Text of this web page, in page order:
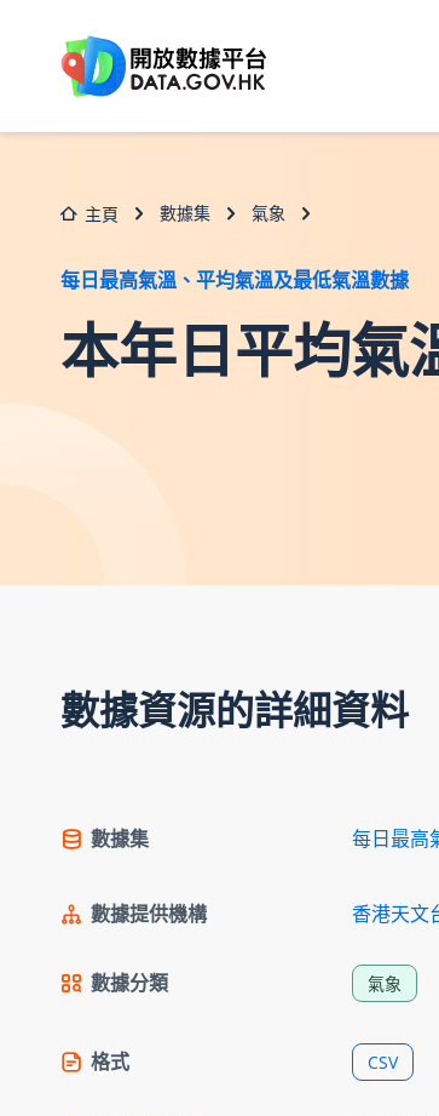
主頁 數據集 氣象
每日最高氣溫、平均氣溫及最低氣溫數據
本年日平均氣
數據資源的詳細資料
數據集 每日最高
數據提供機構 香港天文
數據分類 氣象
格式 CSV